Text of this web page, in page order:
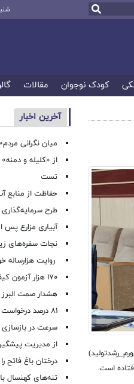
شنبه 17
کودک نوجوان مقالات
آخرین اخبار
میان نگرانی
از «کلیله و
تست
حفاظت از منابع
طرح سرمایه‌گذاری
آبیاری مزارع پس
نجات سفره‌های
روایت هزارساله
۱۷۰ هزار آزمون کیفیت آب و فاضلاب در البرز انجام شد
هشدار صمت البرز
۸۱ درصد درخواست‌ سقط جنین قانونی مجوز گرفت
سرعت در
از مدیریت
درختان باغ فاتح
تنه‌های کهنسال